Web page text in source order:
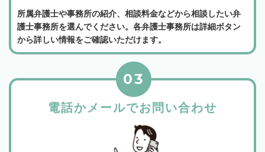
所属弁護士や事務所の紹介、相談料金などから相談したい弁
護士事務所を選んでください。各弁護士事務所は詳細ボタン
から詳しい情報をご確認いただけます。
電話かメールでお問い合わせ
03